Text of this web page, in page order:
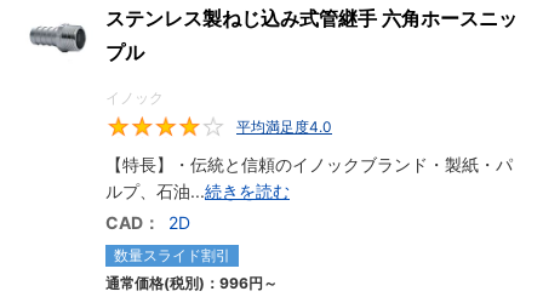
ステンレス製ねじ込み式管継手 六角ホースニッ
プル
イノック
平均満足度4.0
【特長】・伝統と信頼のイノックブランド・製紙・パ
ルプ、石油...続きを読む
CAD：
2D
数量スライド割引
通常価格(税別)： 996円 ～